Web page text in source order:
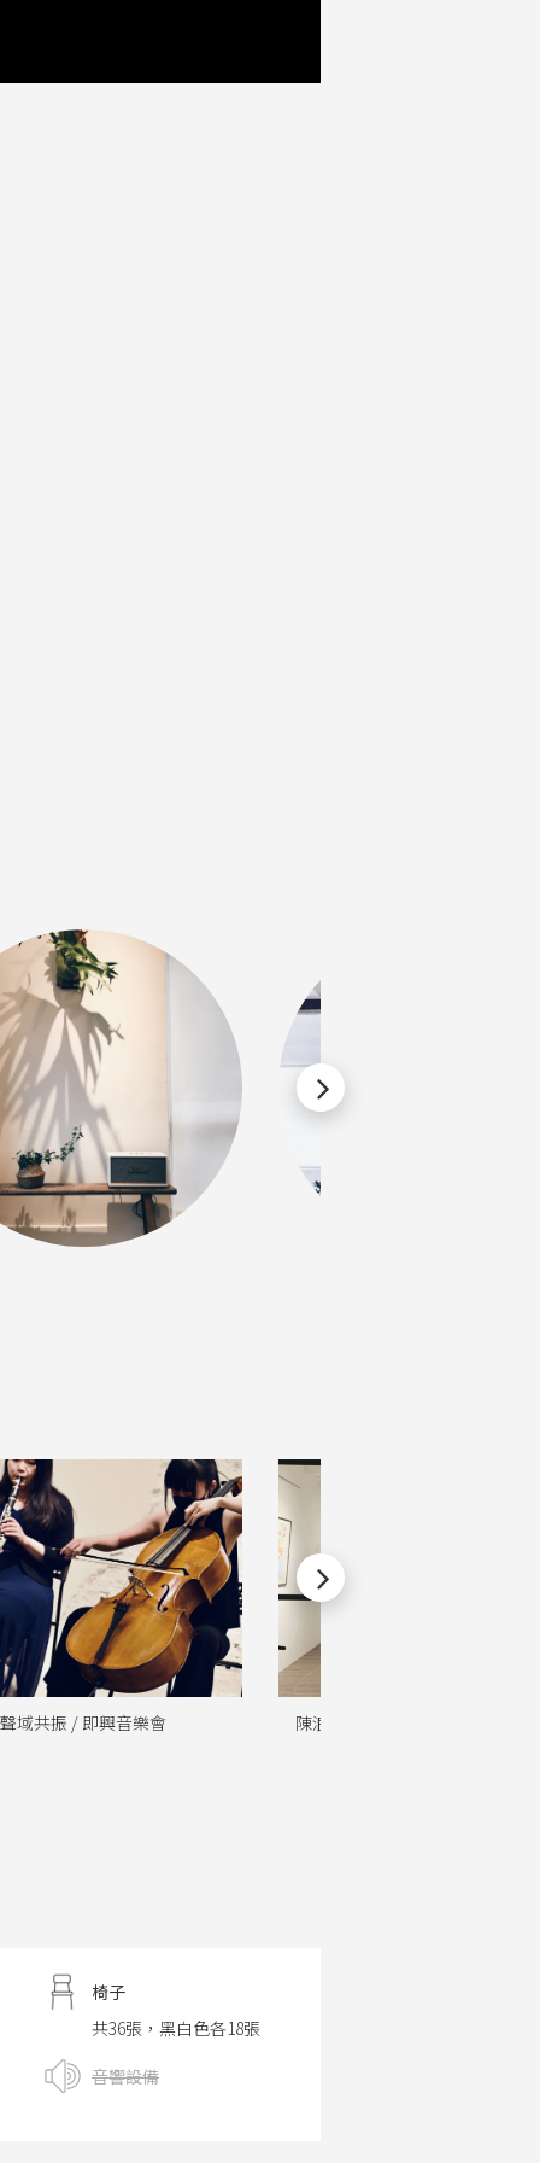
裡，是我的流浪》新書講座 HowHowPhoto / 手機商品攝
椅子
共36張，黑白色各18張
音響設備